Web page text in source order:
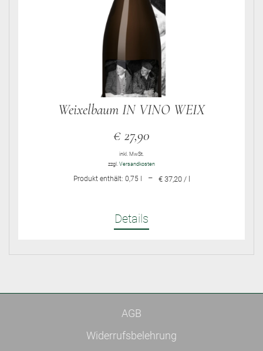
Weixelbaum IN VINO WEIX
€ 27,90
inkl. MwSt.
zzgl. Versandkosten
Produkt enthält: 0,75 – € 37,20 / l
Details
AGB
Widerrufsbelehrung